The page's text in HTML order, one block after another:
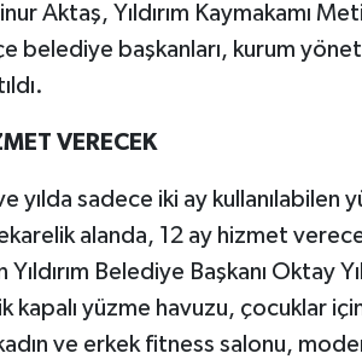
Aktaş, Yıldırım Kaymakamı
belediye başkanları, kurum
VERECEK
yılda sadece iki ay
alanda, 12 ay hizmet
Yıldırım Belediye Başkanı Oktay
kapalı yüzme havuzu, çocuklar
ve erkek fitness salonu,